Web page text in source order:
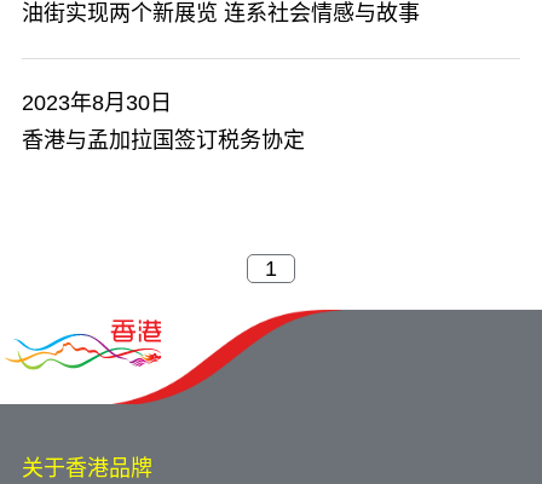
油街实现两个新展览 连系社会情感与故事
2023年8月30日
香港与孟加拉国签订税务协定
关于香港品牌